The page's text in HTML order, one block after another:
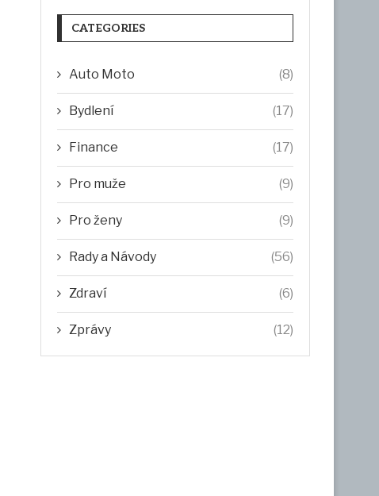
CATEGORIES
Auto Moto (8)
Bydlení (17)
Finance (17)
Pro muže (9)
Pro ženy (9)
Rady a Návody (56)
Zdraví (6)
Zprávy (12)